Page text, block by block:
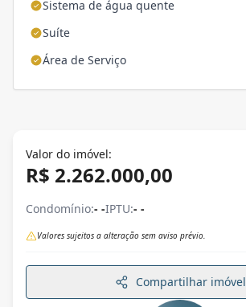
Sistema de água quente
Suíte
Área de Serviço
Valor do imóvel:
R$ 2.262.000,00
Condomínio:- -IPTU:- -
Valores sujeitos a alteração sem aviso prévio.
Compartilhar imóvel